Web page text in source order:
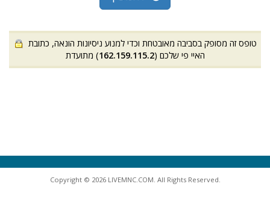
האיי פי שלכם (162.159.115.2) מתועדת
Copyright © 2026 LIVEMNC.COM. All Rights Reserved.